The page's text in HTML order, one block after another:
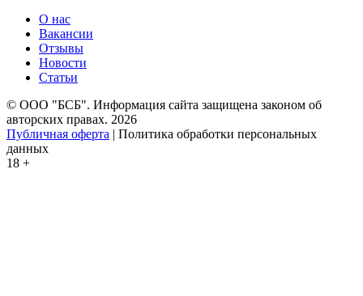
О нас
Вакансии
Отзывы
Новости
Статьи
© ООО "БСБ". Информация сайта защищена законом об
авторских правах. 2026
Публичная оферта | Политика обработки персональных
данных
18 +